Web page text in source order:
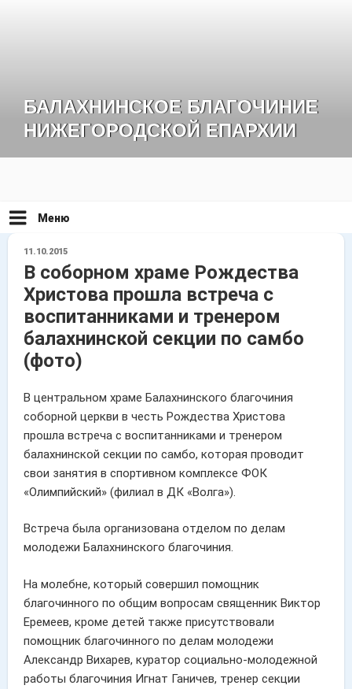
БАЛАХНИНСКОЕ БЛАГОЧИНИЕ
НИЖЕГОРОДСКОЙ ЕПАРХИИ
Меню
ОПУБЛИКОВАНО
11.10.2015
В соборном храме Рождества
Христова прошла встреча с
воспитанниками и тренером
балахнинской секции по самбо
(фото)
В центральном храме Балахнинского благочиния
соборной церкви в честь Рождества Христова
прошла встреча с воспитанниками и тренером
балахнинской секции по самбо, которая проводит
свои занятия в спортивном комплексе ФОК
«Олимпийский» (филиал в ДК «Волга»).
Встреча была организована отделом по делам
молодежи Балахнинского благочиния.
На молебне, который совершил помощник
благочинного по общим вопросам священник Виктор
Еремеев, кроме детей также присутствовали
помощник благочинного по делам молодежи
Александр Вихарев, куратор социально-молодежной
работы благочиния Игнат Ганичев, тренер секции